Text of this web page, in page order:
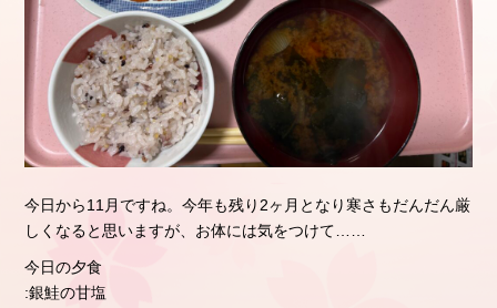
今日から11月ですね。今年も残り2ヶ月となり寒さもだんだん厳
しくなると思いますが、お体には気をつけて……
今日の夕食
:銀鮭の甘塩